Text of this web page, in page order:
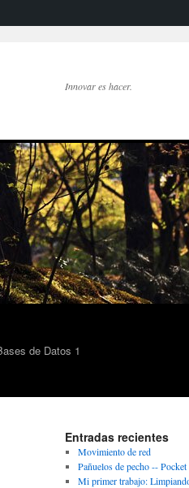
Innovar es hacer.
de Datos 1
Entradas recientes
Movimiento de red
Pañuelos de pecho -- Pocket
Mi primer trabajo: